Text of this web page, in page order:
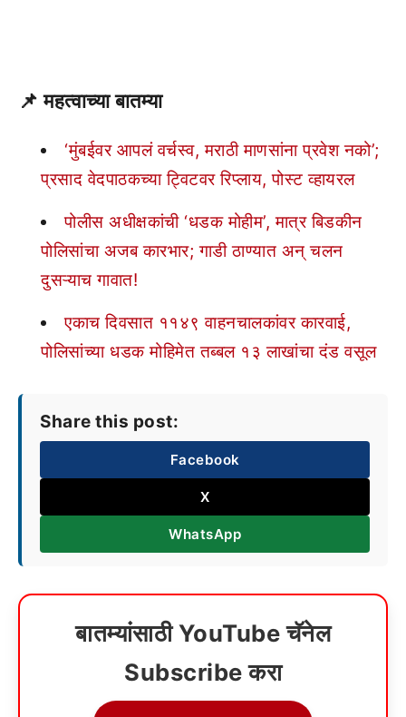
📌महत्वाच्या बातम्या
‘मुंबईवर आपलं वर्चस्व, मराठी माणसांना प्रवेश नको’;
प्रसाद वेदपाठकच्या ट्विटवर रिप्लाय, पोस्ट व्हायरल
पोलीस अधीक्षकांची ‘धडक मोहीम’, मात्र बिडकीन
पोलिसांचा अजब कारभार; गाडी ठाण्यात अन् चलन
दुसऱ्याच गावात!
एकाच दिवसात ११४९ वाहनचालकांवर कारवाई,
पोलिसांच्या धडक मोहिमेत तब्बल १३ लाखांचा दंड वसूल
Share this post:
Facebook
X
WhatsApp
बातम्यांसाठी YouTube चॅनेल
Subscribe करा